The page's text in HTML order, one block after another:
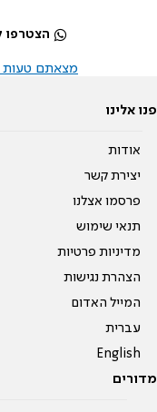
הצטרפו
מצאתם טעות
פנו אלינו
אודות
יצירת קשר
פרסמו אצלנו
תנאי שימוש
מדיניות פרטיות
הצהרת נגישות
המייל האדום
עברית
English
מדורים